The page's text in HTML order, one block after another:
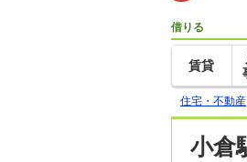
借りる
賃貸
住宅・不動産
小倉